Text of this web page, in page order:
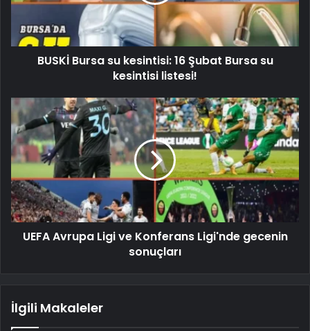
BUSKİ Bursa su kesintisi: 16 Şubat Bursa su
kesintisi listesi!
UEFA Avrupa Ligi ve Konferans Ligi'nde gecenin
sonuçları
İlgili Makaleler